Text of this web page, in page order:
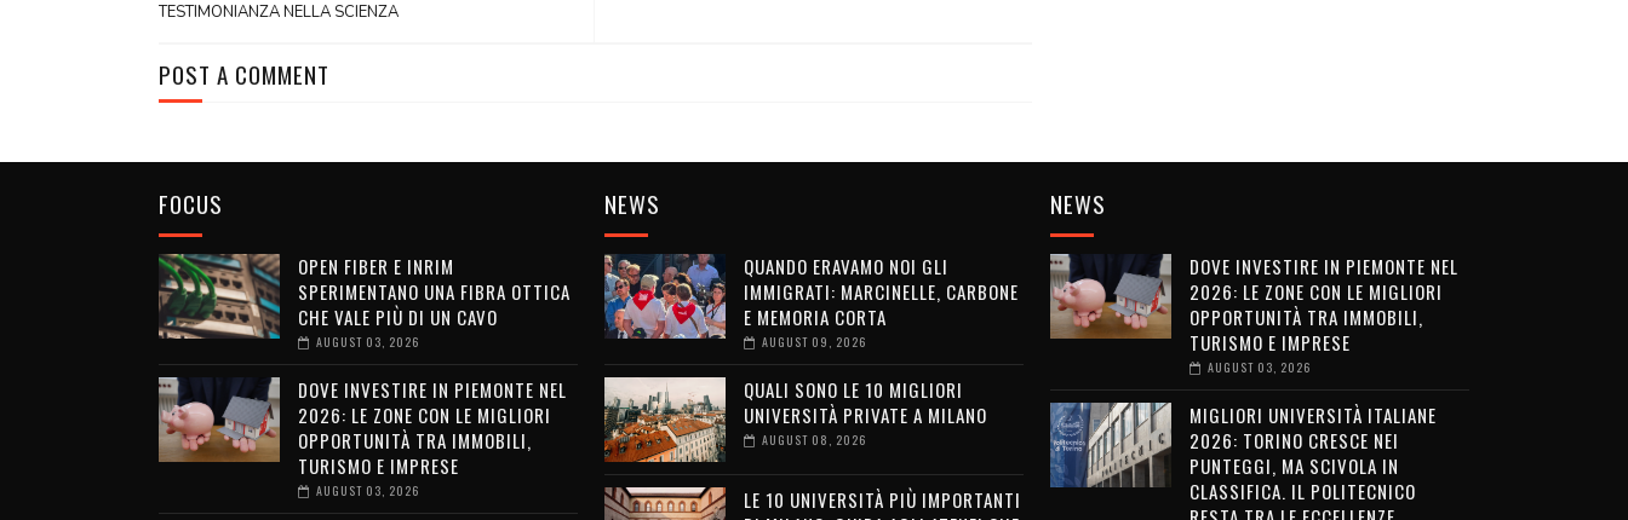
TESTIMONIANZA NELLA SCIENZA
POST A COMMENT
FOCUS
OPEN FIBER E INRIM
SPERIMENTANO UNA FIBRA OTTICA
CHE VALE PIÙ DI UN CAVO
AUGUST 03, 2026
DOVE INVESTIRE IN PIEMONTE NEL
2026: LE ZONE CON LE MIGLIORI
OPPORTUNITÀ TRA IMMOBILI,
TURISMO E IMPRESE
AUGUST 03, 2026
NEWS
QUANDO ERAVAMO NOI GLI
IMMIGRATI: MARCINELLE, CARBONE
E MEMORIA CORTA
AUGUST 09, 2026
QUALI SONO LE 10 MIGLIORI
UNIVERSITÀ PRIVATE A MILANO
AUGUST 08, 2026
LE 10 UNIVERSITÀ PIÙ IMPORTANTI
NEWS
DOVE INVESTIRE IN PIEMONTE NEL
2026: LE ZONE CON LE MIGLIORI
OPPORTUNITÀ TRA IMMOBILI,
TURISMO E IMPRESE
AUGUST 03, 2026
MIGLIORI UNIVERSITÀ ITALIANE
2026: TORINO CRESCE NEI
PUNTEGGI, MA SCIVOLA IN
CLASSIFICA. IL POLITECNICO